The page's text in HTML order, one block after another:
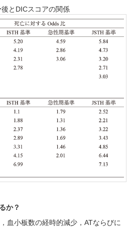
とDICスコアの関係
か？
血小板数の経時的減少，ATならびに